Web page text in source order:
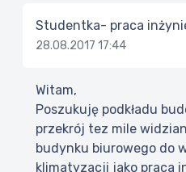
Studentka- praca
28.08.2017 17:44
Witam,
Poszukuję podkładu
przekrój tez mile
budynku biurowego do
klimatyzacji jako praca